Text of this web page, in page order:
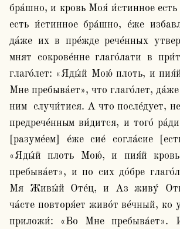
бра́шно, и кровь Моя́ и́стинное
есть и́стинное бра́шно, е́же
да́же их в пре́жде рече́нных
мнят сокрове́нне глаго́лати в
глаго́лет: «Яды́й Мою́ плоть, и
Мне пребыва́ет», что глаго́лет,
ним  случи́тися. А что после́дует,
предрече́нным ви́дится, и того́
[разуме́ем] е́же сие́ согла́сие
«Яды́й плоть Мою́, и пия́й
пребыва́ет», и по сих до́бре
Мя Живы́й Оте́ц, и Аз живу́
ча́сте повторя́ет живо́т ве́чный, ко
приложи́: «Во Мне